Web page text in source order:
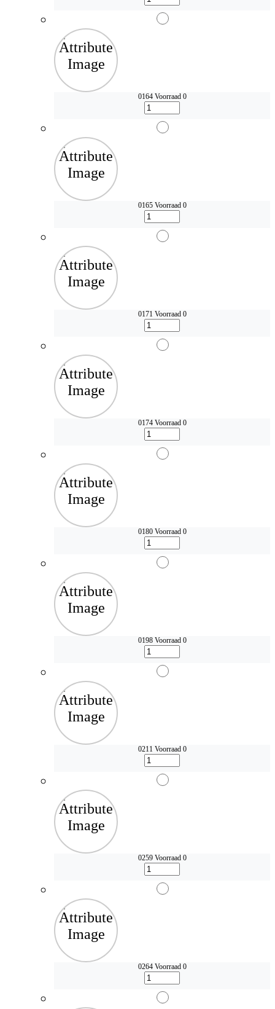
0164 Voorraad 0
0165 Voorraad 0
0171 Voorraad 0
0174 Voorraad 0
0180 Voorraad 0
0198 Voorraad 0
0211 Voorraad 0
0259 Voorraad 0
0264 Voorraad 0